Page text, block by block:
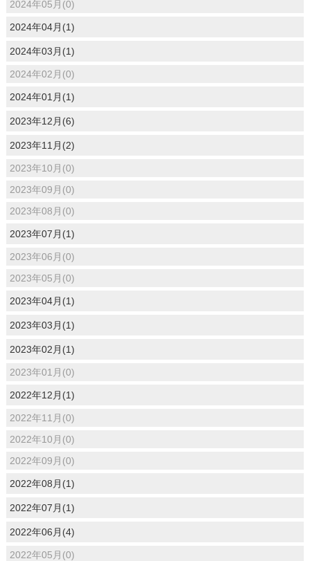
2024年05月(0)
2024年04月(1)
2024年03月(1)
2024年02月(0)
2024年01月(1)
2023年12月(6)
2023年11月(2)
2023年10月(0)
2023年09月(0)
2023年08月(0)
2023年07月(1)
2023年06月(0)
2023年05月(0)
2023年04月(1)
2023年03月(1)
2023年02月(1)
2023年01月(0)
2022年12月(1)
2022年11月(0)
2022年10月(0)
2022年09月(0)
2022年08月(1)
2022年07月(1)
2022年06月(4)
2022年05月(0)